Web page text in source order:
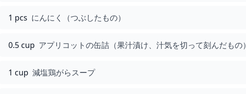
1 pcs にんにく（つぶしたもの）
0.5 cup アプリコットの缶詰（果汁漬け、汁気を切って刻んだもの）
1 cup 減塩鶏がらスープ